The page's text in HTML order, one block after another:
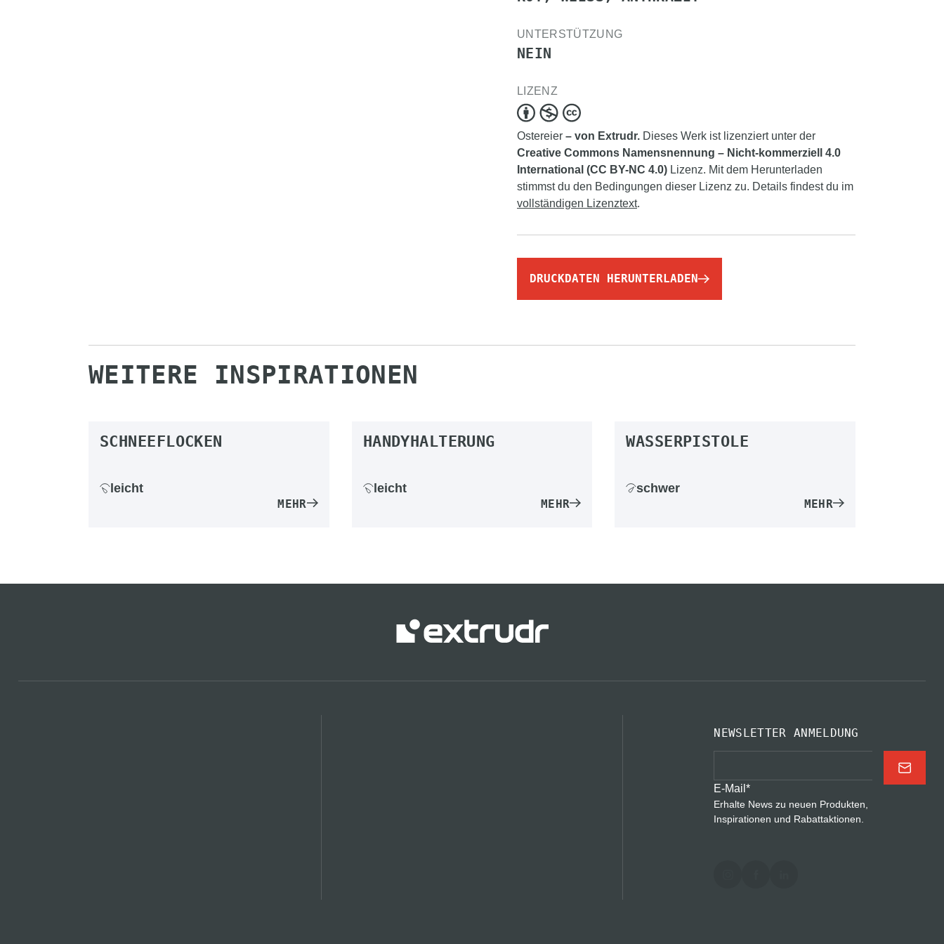
UNTERSTÜTZUNG
NEIN
LIZENZ
Ostereier – von Extrudr. Dieses Werk ist lizenziert unter der
Creative Commons Namensnennung – Nicht-kommerziell 4.0
International (CC BY-NC 4.0) Lizenz. Mit dem Herunterladen
stimmst du den Bedingungen dieser Lizenz zu. Details findest du im
vollständigen Lizenztext.
DRUCKDATEN HERUNTERLADEN
WEITERE INSPIRATIONEN
SCHNEEFLOCKEN
leicht
MEHR
HANDYHALTERUNG
leicht
MEHR
WASSERPISTOLE
schwer
MEHR
NEWSLETTER ANMELDUNG
E-Mail*
Erhalte News zu neuen Produkten,
Inspirationen und Rabattaktionen.